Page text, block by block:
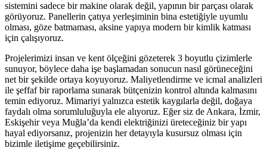
sistemini sadece bir makine olarak değil, yapının bir parçası olarak
görüyoruz. Panellerin çatıya yerleşiminin bina estetiğiyle uyumlu
olması, göze batmaması, aksine yapıya modern bir kimlik katması
için çalışıyoruz.
Projelerimizi insan ve kent ölçeğini gözeterek 3 boyutlu çizimlerle
sunuyor, böylece daha işe başlamadan sonucun nasıl görüneceğini
net bir şekilde ortaya koyuyoruz. Maliyetlendirme ve icmal analizleri
ile şeffaf bir raporlama sunarak bütçenizin kontrol altında kalmasını
temin ediyoruz. Mimariyi yalnızca estetik kaygılarla değil, doğaya
faydalı olma sorumluluğuyla ele alıyoruz. Eğer siz de Ankara, İzmir,
Eskişehir veya Muğla’da kendi elektriğinizi üreteceğiniz bir yapı
hayal ediyorsanız, projenizin her detayıyla kusursuz olması için
bizimle iletişime geçebilirsiniz.